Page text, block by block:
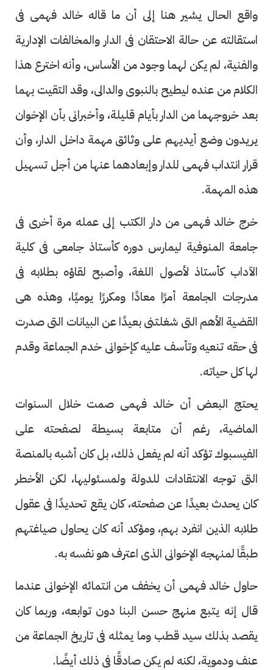
واقع الحال يشير هنا إلى أن ما قاله خالد فهمى فى
استقالته عن حالة الاحتقان فى الدار والمخالفات الإدارية
والفنية، لم يكن لهما وجود من الأساس، وأنه اخترع هذا
الكلام من عنده ليطيح بالنبوى والدالى، وقد التقيت بهما
بعد خروجهما من الدار بأيام قليلة، وأخبرانى بأن الإخوان
يريدون وضع أيديهم على وثائق مهمة داخل الدار، وأن
قرار انتداب فهمى للدار وإبعادهما عنها من أجل تسهيل
هذه المهمة.
خرج خالد فهمى من دار الكتب إلى عمله مرة أخرى فى
جامعة المنوفية ليمارس دوره كأستاذ جامعى فى كلية
الآداب كأستاذ لأصول اللغة، وأصبح لقاؤه بطلابه فى
مدرجات الجامعة أمرًا معادًا ومكررًا يوميًا، وهذه هى
القضية الأهم التى شغلتنى بعيدًا عن البيانات التى صدرت
فى حقه تنعيه وتأسف عليه كإخوانى خدم الجماعة وقدم
لها كل حياته.
يحتج البعض أن خالد فهمى صمت خلال السنوات
الماضية، رغم أن متابعة بسيطة لصفحته على
الفيسبوك تؤكد أنه لم يفعل ذلك، بل كان أشبه بالمنصة
التى توجه الانتقادات للدولة ولمسئوليها، لكن الأخطر
كان يحدث بعيدًا عن صفحته، كان يقع تحديدًا فى عقول
طلابه الذين انفرد بهم، ومؤكد أنه كان يحاول صياغتهم
طبقًا لمنهجه الإخوانى الذى اعترف هو نفسه به.
حاول خالد فهمى أن يخفف من انتمائه الإخوانى عندما
قال إنه يتبع منهج حسن البنا دون توابعه، وربما كان
يقصد بذلك سيد قطب وما يمثله فى تاريخ الجماعة من
عنف ودموية، لكنه لم يكن صادقًا فى ذلك أيضًا.